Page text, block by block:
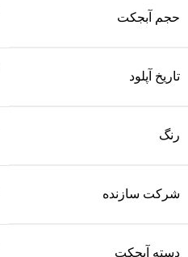
حجم آبجکت
تاریخ آپلود
رنگ
شرکت سازنده
دسته آبجکت